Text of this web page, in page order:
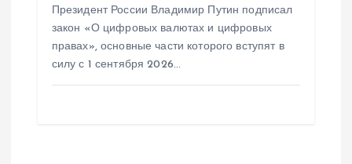
Президент России Владимир Путин подписал
закон «О цифровых валютах и цифровых
правах», основные части которого вступят в
силу с 1 сентября 2026…